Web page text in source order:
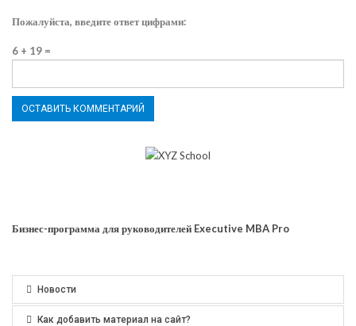
Пожалуйста, введите ответ цифрами:
6 + 19 =
Бизнес-программа для руководителей Executive MBA Pro
Новости
Как добавить материал на сайт?